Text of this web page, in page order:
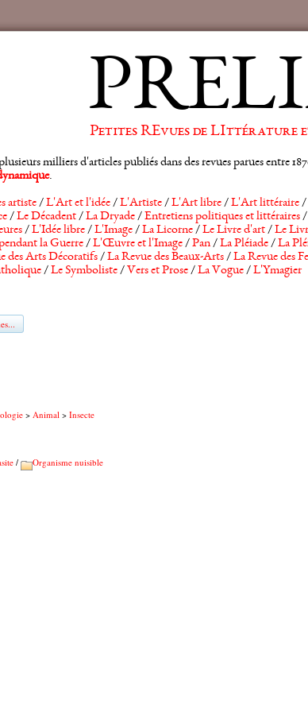
Petites REvues de LIttérature
milliers d'articles publiés dans des revues parues entre
.
artiste/L'Art et l'idée/L'Artiste/L'Art libre/L'Art littéraire/
/Le Décadent/La Dryade/Entretiens politiques et littéraires/
/L'Idée libre/L'Image/La Licorne/Le Livre d'art/Le
la Guerre/L'Œuvre et l'Image/Pan/La Pléiade/La
des Arts Décoratifs/La Revue des Beaux-Arts/La Revue des
/Le Symboliste/ Vers et Prose/La Vogue/L'Ymagier
> Animal > Insecte
/
Organisme nuisible